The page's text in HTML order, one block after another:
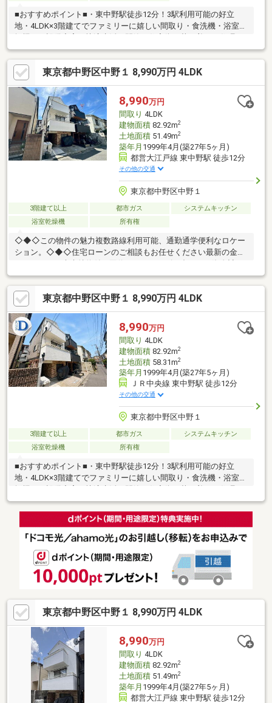
■おすすめポイント■・東中野駅徒歩12分！3駅利用可能の好立
地・4LDK×3階建てでファミリーに嬉しい間取り・食洗機・浴室乾
境・空家のためいつでも内覧可能です・探し始めのお客様、正し
い家探しをお伝えします＊ご来店頂きアンケート回答でギフトカ
ードプレゼント！■交通アクセス■・都営大江戸線【東中野】駅徒
歩12分----------------------お気軽に下記の《資料請求》又は《見学予
約》ボタンをクリック！又は大和アクタス 0120-105-111(通話無
料)まで
東京都中野区中野１ 8,990万円 4LDK
8,990万円
間取り 4LDK
建物面積82.92m2
土地面積51.49m2
築年月 1999年4月(築27年5ヶ月)
都営大江戸線 東中野駅 徒歩12分
その他の交通
東京都中野区中野１
3階建て以上 都市ガス
システムキッチン
浴室乾燥機
所有権
◇◆◇この物件の魅力複数路線利用可能、通勤通学便利なロケー
ション。◇◆◇住宅ローンのご相談もお任せください最新の金利
はもちろん、疾病特約付き団信など、ニーズに合わせた資金計画
をご提案させて頂きます。メガバンクから地銀・信金、ネット銀
行まで、ご要望に合わせてお手続きをサポートします。◇◆◇白
馬のサポート社外ファイナンシャルプランナーによる、住宅購入
以外のライフプランも含めたご提案も無料サポート。安心の住宅
設備延長保証もご利用頂けます。グループの白馬建設にて注文建
築、リフォーム・リノベのご相談を承ります。ワンストップサー
ビスを提供いたしますのでご相談ください。
東京都中野区中野１ 8,990万円 4LDK
8,990万円
間取り 4LDK
建物面積82.92m2
土地面積58.31m2
築年月 1999年4月(築27年5ヶ月)
ＪＲ中央線 東中野駅 徒歩12分
その他の交通
東京都中野区中野１
3階建て以上 都市ガス
システムキッチン
浴室乾燥機
所有権
■おすすめポイント■・東中野駅徒歩12分！3駅利用可能の好立
地・4LDK×3階建てでファミリーに嬉しい間取り・食洗機・浴室乾
境・空家のためいつでも内覧可能です・探し始めのお客様、正し
い家探しをお伝えします＊ご来店頂きアンケート回答でギフトカ
ードプレゼント！■交通アクセス■・都営大江戸線【東中野】駅徒
歩12分----------------------お気軽に下記の《資料請求》又は《見学予
料)まで
東京都中野区中野１ 8,990万円 4LDK
8,990万円
間取り 4LDK
建物面積82.92m2
土地面積51.49m2
築年月 1999年4月(築27年5ヶ月)
都営大江戸線 東中野駅 徒歩12分